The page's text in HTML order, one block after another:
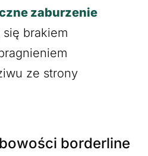
zaburzenie
brakiem
ze strony
borderline